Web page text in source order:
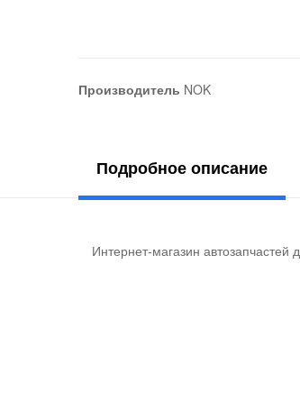
Производитель NOK
Подробное описание
Интернет-магазин автозапчастей